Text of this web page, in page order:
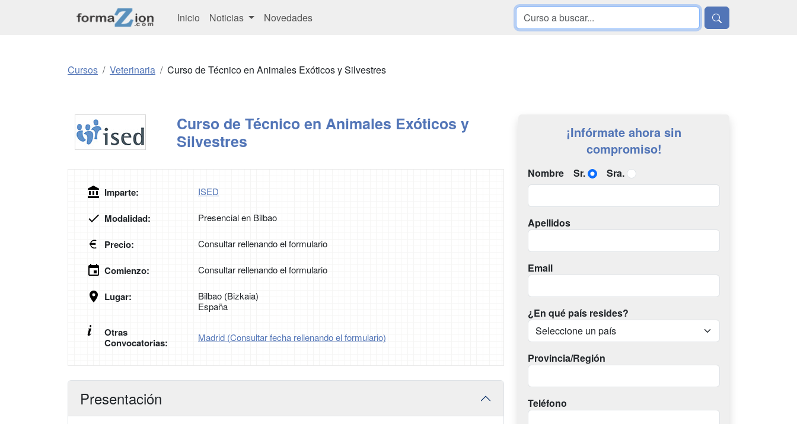
Inicio Noticias Novedades
Cursos Veterinaria Curso de Técnico en Animales Exóticos y Silvestres
Curso de Técnico en Animales Exóticos y
Silvestres
Imparte: ISED
Modalidad: Presencial en Bilbao
Precio: Consultar rellenando el formulario
Comienzo: Consultar rellenando el formulario
Lugar:
Bilbao (Bizkaia)
España
Otras
Convocatorias:
Madrid (Consultar fecha rellenando el formulario)
Presentación
¡Infórmate ahora sin
compromiso!
Nombre Sr. Sra.
Apellidos
Email
¿En qué país resides?
Provincia/Región
Teléfono